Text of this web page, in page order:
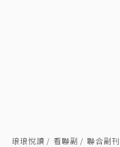
琅琅悅讀 看聯副 聯合副刊